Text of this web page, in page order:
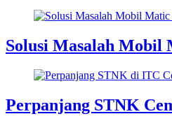
Solusi Masalah Mobil
Perpanjang STNK